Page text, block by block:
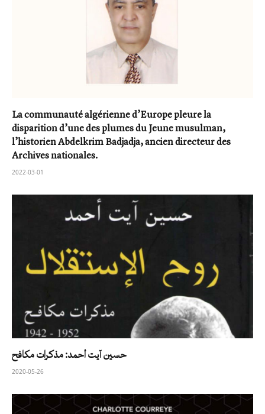
La communauté algérienne d’Europe pleure la
disparition d’une des plumes du Jeune musulman,
l’historien Abdelkrim Badjadja, ancien directeur des
Archives nationales.
2022-03-01
حسين آيت أحمد: مذكرات مكافح
2020-05-26